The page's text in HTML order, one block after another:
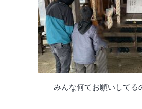
みんな何てお願いしてる